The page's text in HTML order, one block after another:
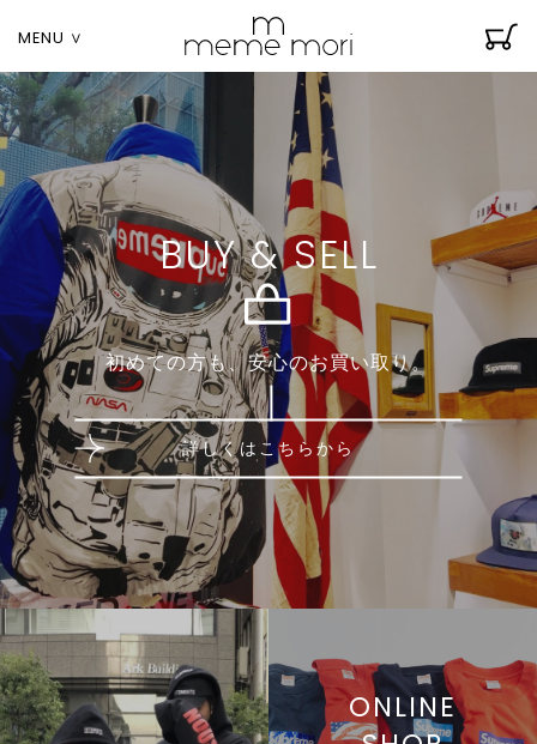
MENU ∨
BUY & SELL
初めての方も、安心のお買い取り。
詳しくはこちらから
line
ONLINE